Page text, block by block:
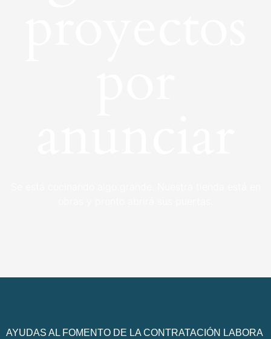
AYUDAS AL FOMENTO DE LA CONTRATACIÓN LABORA